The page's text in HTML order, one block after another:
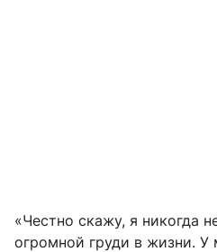
«Честно скажу, я никогда
огромной груди в жизни. У